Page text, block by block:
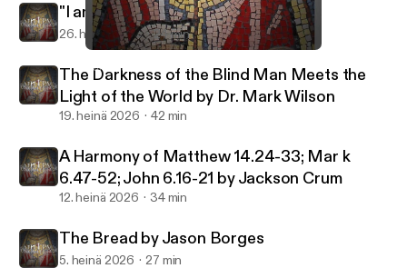
Saint Paul Union Church
"I am the Gate" by Richard Welch
26. heinä 2026 24 min
The Darkness of the Blind Man Meets the
Light of the World by Dr. Mark Wilson
19. heinä 2026 42 min
A Harmony of Matthew 14.24-33; Mar k
6.47-52; John 6.16-21 by Jackson Crum
12. heinä 2026 34 min
The Bread by Jason Borges
5. heinä 2026 27 min